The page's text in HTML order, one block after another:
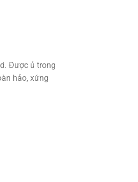
Được ủ trong
hảo, xứng